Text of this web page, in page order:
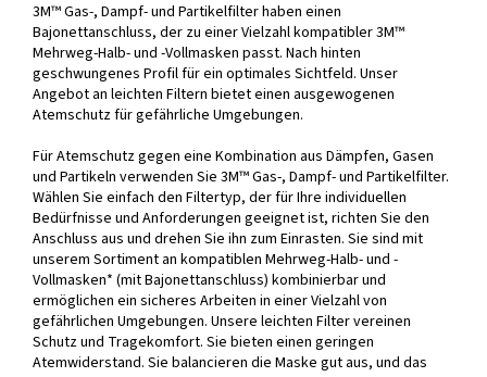
3M™ Gas-, Dampf- und Partikelfilter haben einen
Bajonettanschluss, der zu einer Vielzahl kompatibler 3M™
Mehrweg-Halb- und -Vollmasken passt. Nach hinten
geschwungenes Profil für ein optimales Sichtfeld. Unser
Angebot an leichten Filtern bietet einen ausgewogenen
Atemschutz für gefährliche Umgebungen.
Für Atemschutz gegen eine Kombination aus Dämpfen, Gasen
und Partikeln verwenden Sie 3M™ Gas-, Dampf- und Partikelfilter.
Wählen Sie einfach den Filtertyp, der für Ihre individuellen
Bedürfnisse und Anforderungen geeignet ist, richten Sie den
Anschluss aus und drehen Sie ihn zum Einrasten. Sie sind mit
unserem Sortiment an kompatiblen Mehrweg-Halb- und -
Vollmasken* (mit Bajonettanschluss) kombinierbar und
ermöglichen ein sicheres Arbeiten in einer Vielzahl von
gefährlichen Umgebungen. Unsere leichten Filter vereinen
Schutz und Tragekomfort. Sie bieten einen geringen
Atemwiderstand. Sie balancieren die Maske gut aus, und das